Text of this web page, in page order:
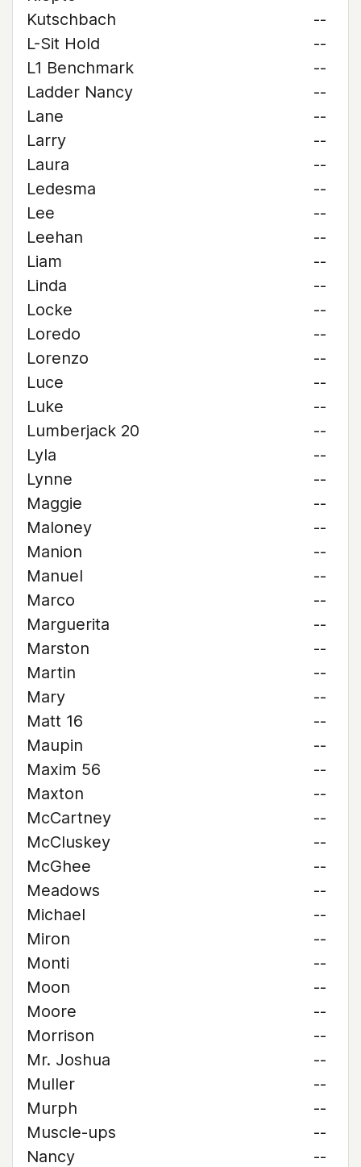
Kutschbach
--
L-Sit Hold
--
L1 Benchmark
--
Ladder Nancy
--
Lane
--
Larry
--
Laura
--
Ledesma
--
Lee
--
Leehan
--
Liam
--
Linda
--
Locke
--
Loredo
--
Lorenzo
--
Luce
--
Luke
--
Lumberjack 20
--
Lyla
--
Lynne
--
Maggie
--
Maloney
--
Manion
--
Manuel
--
Marco
--
Marguerita
--
Marston
--
Martin
--
Mary
--
Matt 16
--
Maupin
--
Maxim 56
--
Maxton
--
McCartney
--
McCluskey
--
McGhee
--
Meadows
--
Michael
--
Miron
--
Monti
--
Moon
--
Moore
--
Morrison
--
Mr. Joshua
--
Muller
--
Murph
--
Muscle-ups
--
Nancy
--